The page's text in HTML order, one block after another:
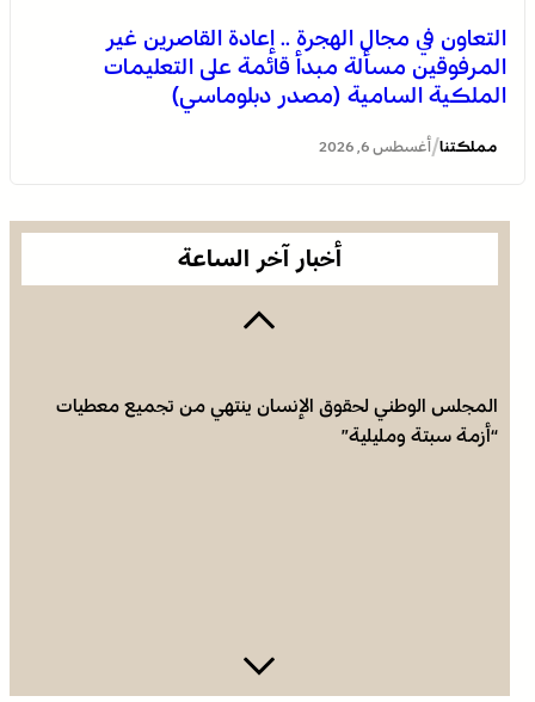
التعاون في مجال الهجرة .. إعادة القاصرين غير
المرفوقين مسألة مبدأ قائمة على التعليمات
الملكية السامية (مصدر دبلوماسي)
مملكتنا/ أغسطس 6, 2026
أخبار آخر الساعة
نقابات تطلب الحماية من “الإجهاد الحراري” وتعليق الاشتغال
المجلس الوطني لحقوق الإنسان ينتهي من تجميع معطيات
“أزمة سبتة ومليلية”